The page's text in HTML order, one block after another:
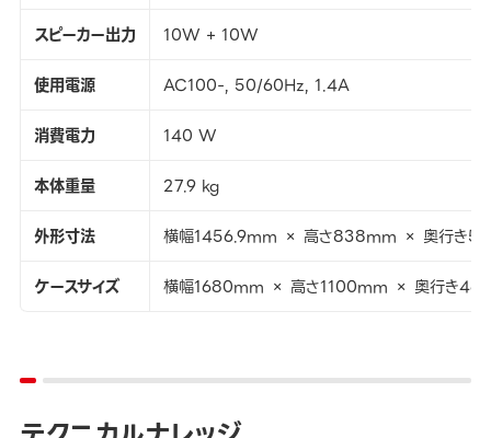
スピーカー出力
10W + 10W
使用電源
AC100-, 50/60Hz, 1.4A
消費電力
140 W
本体重量
27.9 kg
外形寸法
横幅1456.9mm × 高さ838mm × 奥行き
ケースサイズ
横幅1680mm × 高さ1100mm × 奥行き